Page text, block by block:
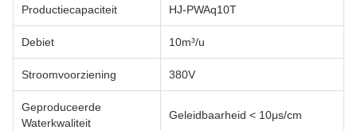
Productiecapaciteit HJ-PWAq10T
Debiet 10m³/u
Stroomvoorziening 380V
Geproduceerde
Waterkwaliteit
Geleidbaarheid < 10μs/cm